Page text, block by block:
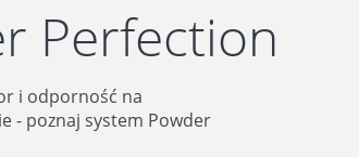
Perfection
i odporność na
- poznaj system Powder